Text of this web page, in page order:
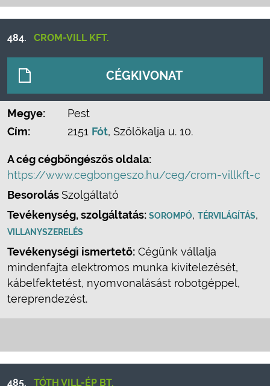
484. CROM-VILL KFT.
CÉGKIVONAT
Megye:
Pest
Cím:
2151 Fót, Szőlőkalja u. 10.
A cég cégböngészős oldala:
https://www.cegbongeszo.hu/ceg/crom-villkft-c
BesorolásSzolgáltató
Tevékenység, szolgáltatás: SOROMPÓ, TÉRVILÁGÍTÁS,
VILLANYSZERELÉS
Tevékenységi ismertető: Cégünk vállalja
mindenfajta elektromos munka kivitelezését,
kábelfektetést, nyomvonalásást robotgéppel,
tereprendezést.
485. TÓTH VILL-ÉP BT.